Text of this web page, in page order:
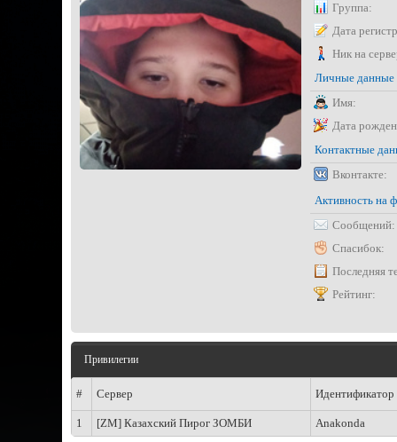
Группа:
Дата
Ник на
Личные данные
Имя:
Дата
Контактные
Вконтакте:
Активность на
Сообщений:
Спасибок:
Последняя
Рейтинг:
Привилегии
# Сервер Идентификатор
1 [ZM] Казахский Пирог ЗОМБИ Anakonda